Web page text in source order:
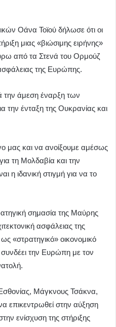
Οάνα Τοϊού δήλωσε ότι οι
μιας «βιώσιμης ειρήνης»
από τα Στενά του Ορμούζ
της Ευρώπης.
την άμεση έναρξη των
την ένταξη της Ουκρανίας και
μας και να ανοίξουμε αμέσως
τη Μολδαβία και την
η ιδανική στιγμή για να το
σημασία της Μαύρης
ασφάλειας της
«στρατηγικό» οικονομικό
την Ευρώπη με τον
Μάγκνους Τσάκνα,
επικεντρωθεί στην αύξηση
ενίσχυση της στήριξης